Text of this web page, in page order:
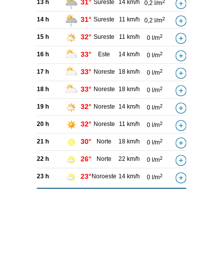
13 h 31° Sureste 14 km/h 0,2 l/m2
14 h 31° Sureste 11 km/h 0,2 l/m2
15 h 32° Sureste 11 km/h 0 l/m2
16 h 33° Este 14 km/h 0 l/m2
17 h 33° Noreste 18 km/h 0 l/m2
18 h 33° Noreste 18 km/h 0 l/m2
19 h 32° Noreste 14 km/h 0 l/m2
20 h 32° Noreste 11 km/h 0 l/m2
21 h 30° Norte 18 km/h 0 l/m2
22 h 26° Norte 22 km/h 0 l/m2
23 h 23° Noroeste 14 km/h 0 l/m2